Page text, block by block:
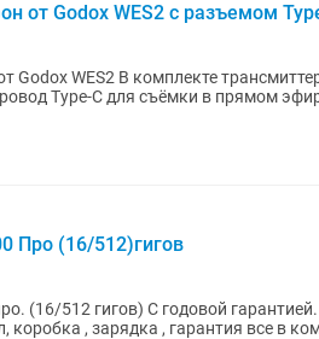
от Godox WES2 с разъемом
Godox WES2 В комплекте
C для съёмки в прямом эфире, кейс. В отличном
Про (16/512)гигов
(16/512 гигов) С годовой
коробка , зарядка , гарантия все в